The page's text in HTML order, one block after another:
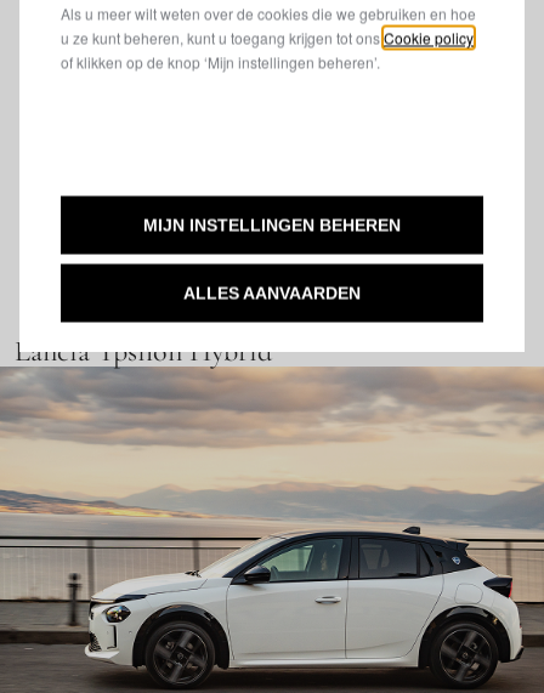
Verlaag de CO₂-uitstoot met tot wel 20% en krijg toegang
tot beperkte verkeerszones.
Lancia Ypsilon Hybrid
Als u meer wilt weten over de cookies die we gebruiken en hoe
u ze kunt beheren, kunt u toegang krijgen tot onsCookie policy
of klikken op de knop ‘Mijn instellingen beheren’.
MIJN INSTELLINGEN BEHEREN
ALLES AANVAARDEN